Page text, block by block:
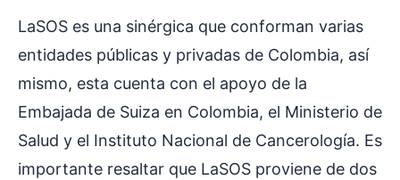
LaSOS es una sinérgica que conforman varias
entidades públicas y privadas de Colombia, así
mismo, esta cuenta con el apoyo de la
Embajada de Suiza en Colombia, el Ministerio de
Salud y el Instituto Nacional de Cancerología. Es
importante resaltar que LaSOS proviene de dos